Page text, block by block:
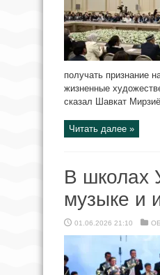
получать признание
жизненные
сказал Шавкат
Читать далее »
В школах
музыке и
01.06.2026 21:10